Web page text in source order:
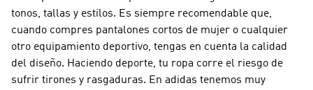
tonos, tallas y estilos. Es siempre recomendable que,
cuando compres pantalones cortos de mujer o cualquier
otro equipamiento deportivo, tengas en cuenta la calidad
del diseño. Haciendo deporte, tu ropa corre el riesgo de
sufrir tirones y rasgaduras. En adidas tenemos muy